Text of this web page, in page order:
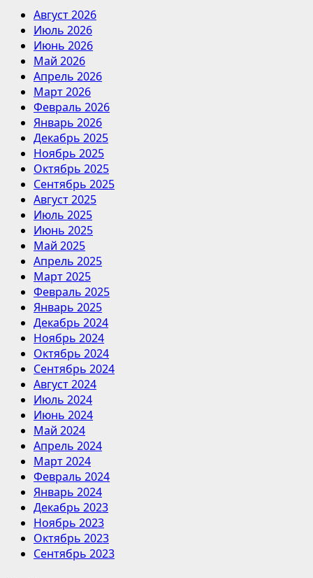
Август 2026
Июль 2026
Июнь 2026
Май 2026
Апрель 2026
Март 2026
Февраль 2026
Январь 2026
Декабрь 2025
Ноябрь 2025
Октябрь 2025
Сентябрь 2025
Август 2025
Июль 2025
Июнь 2025
Май 2025
Апрель 2025
Март 2025
Февраль 2025
Январь 2025
Декабрь 2024
Ноябрь 2024
Октябрь 2024
Сентябрь 2024
Август 2024
Июль 2024
Июнь 2024
Май 2024
Апрель 2024
Март 2024
Февраль 2024
Январь 2024
Декабрь 2023
Ноябрь 2023
Октябрь 2023
Сентябрь 2023